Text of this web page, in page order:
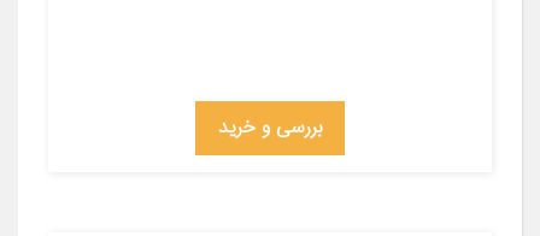
بررسی و خرید